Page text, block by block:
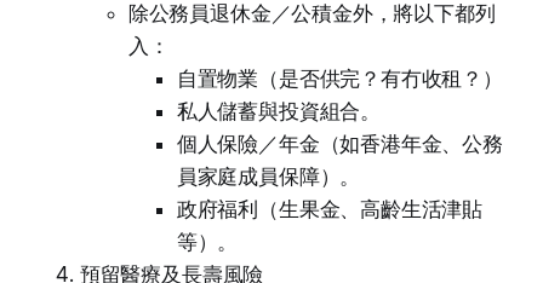
除公務員退休金／公積金外，將以下都列
入：
自置物業（是否供完？有冇收租？）
私人儲蓄與投資組合。
個人保險／年金（如香港年金、公務
員家庭成員保障）。
政府福利（生果金、高齡生活津貼
等）。
預留醫療及長壽風險